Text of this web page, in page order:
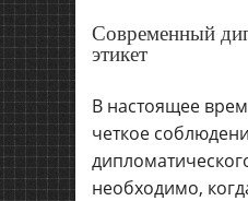
Современный
этикет
В настоящее
четкое
необходимо,